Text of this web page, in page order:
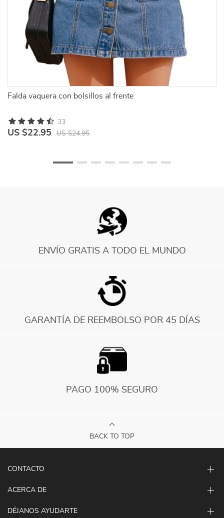
Falda vaquera con bolsillos al frente
US $22.95 US $24.95
33
ENVÍO GRATIS A TODO EL MUNDO
GARANTÍA DE REEMBOLSO POR 45 DÍAS
PAGO 100% SEGURO
BACK TO TOP
CONTACTO
ACERCA DE
DÉJANOS AYUDARTE